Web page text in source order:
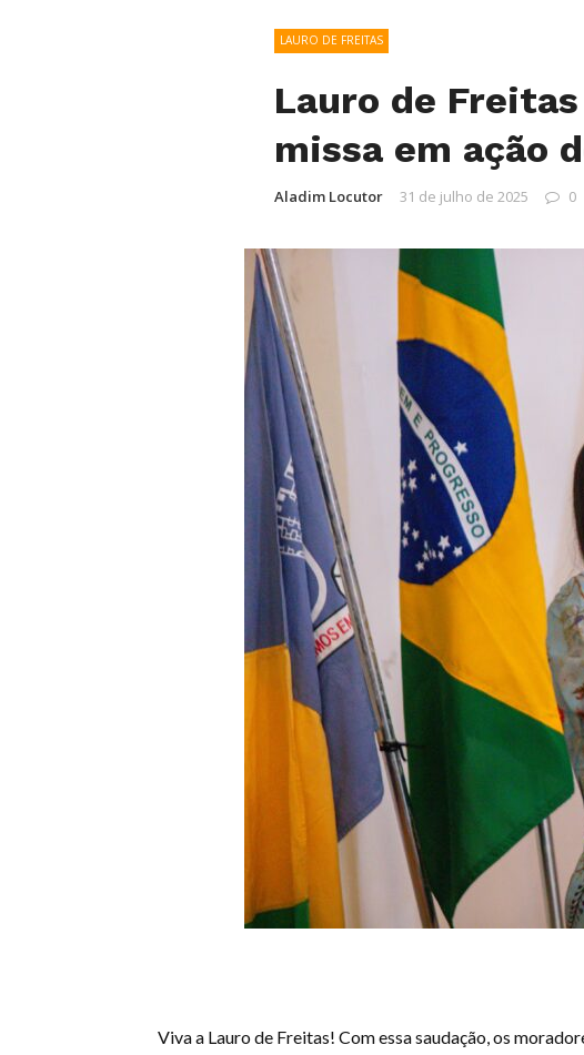
LAURO DE FREITAS
Lauro de
missa em ação
Aladim Locutor 31 de julho de 2025 0
Viva a Lauro de Freitas! Com essa saudação, os